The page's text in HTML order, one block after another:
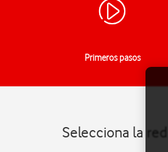
Primeros pasos
Selecciona la